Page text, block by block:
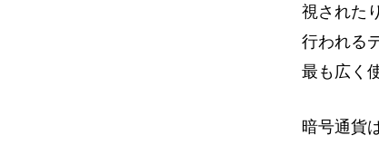
視された
行われる
最も広く
暗号通貨